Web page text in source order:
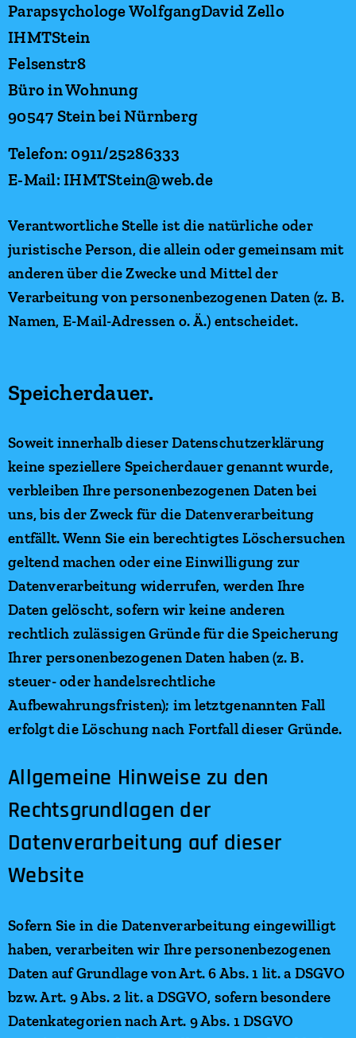
Parapsychologe WolfgangDavid Zello
IHMTStein
Felsenstr8
Büro in Wohnung
90547 Stein bei Nürnberg
Telefon: 0911/25286333
E-Mail: IHMTStein@web.de
Verantwortliche Stelle ist die natürliche oder
juristische Person, die allein oder gemeinsam mit
anderen über die Zwecke und Mittel der
Verarbeitung von personenbezogenen Daten (z. B.
Namen, E-Mail-Adressen o. Ä.) entscheidet.
Speicherdauer.
Soweit innerhalb dieser Datenschutzerklärung
keine speziellere Speicherdauer genannt wurde,
verbleiben Ihre personenbezogenen Daten bei
uns, bis der Zweck für die Datenverarbeitung
entfällt. Wenn Sie ein berechtigtes Löschersuchen
geltend machen oder eine Einwilligung zur
Datenverarbeitung widerrufen, werden Ihre
Daten gelöscht, sofern wir keine anderen
rechtlich zulässigen Gründe für die Speicherung
Ihrer personenbezogenen Daten haben (z. B.
steuer- oder handelsrechtliche
Aufbewahrungsfristen); im letztgenannten Fall
erfolgt die Löschung nach Fortfall dieser Gründe.
Allgemeine Hinweise zu den
Rechtsgrundlagen der
Datenverarbeitung auf dieser
Website
Sofern Sie in die Datenverarbeitung eingewilligt
haben, verarbeiten wir Ihre personenbezogenen
Daten auf Grundlage von Art. 6 Abs. 1 lit. a DSGVO
bzw. Art. 9 Abs. 2 lit. a DSGVO, sofern besondere
Datenkategorien nach Art. 9 Abs. 1 DSGVO